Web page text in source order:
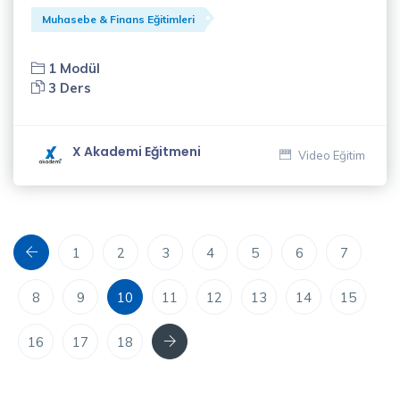
Özbeyli
(1)
Diren
Muhasebe & Finans Eğitimleri
1 Modül
3 Ders
X Akademi Eğitmeni Video Eğitim
Önceki1 2 3 4 5 6 7
8 9 10 11 12 13 14 15
16 17 18 Sonraki